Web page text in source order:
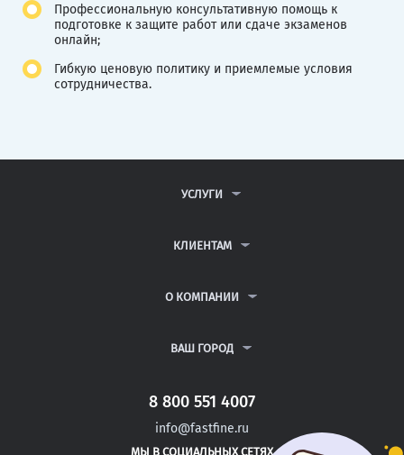
Профессиональную консультативную помощь к
подготовке к защите работ или сдаче экзаменов
онлайн;
Гибкую ценовую политику и приемлемые условия
сотрудничества.
УСЛУГИ
ДИПЛОМНЫЕ РАБОТЫ
РЕФЕРАТЫ
КЛИЕНТАМ
ВОПРОСЫ И ОТВЕТЫ
ПОЛИТИКА КОНФИДЕНЦИАЛЬНОСТИ
О КОМПАНИИ
КОНТАКТЫ
ВАШ ГОРОД
САНКТ-ПЕТЕРБУРГ
БИЙСК
БИРОБИДЖАН
8 800 551 4007
info@fastfine.ru
МЫ В СОЦИАЛЬНЫХ СЕТЯХ